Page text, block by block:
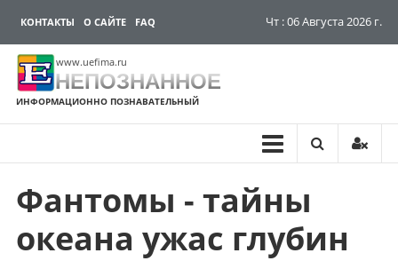
КОНТАКТЫ О САЙТЕ FAQ Чт : 06 Августа 2026 г.
www.uefima.ru
НЕПОЗНАННОЕ
ИНФОРМАЦИОННО ПОЗНАВАТЕЛЬНЫЙ
Перейти
содержимому
Фантомы - тайны
океана ужас глубин